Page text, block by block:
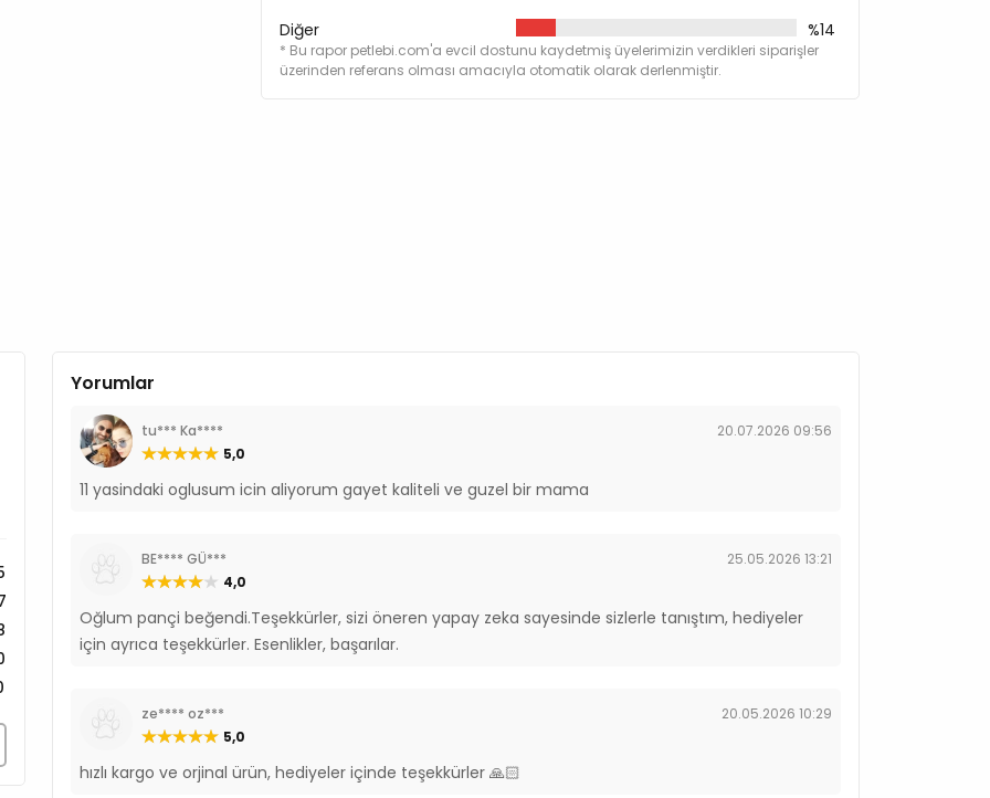
Sodyum %0,17
Potasyum %0,82
Diğer
%14
* Bu rapor petlebi.com'a evcil dostunu kaydetmiş üyelerimizin verdikleri siparişler
üzerinden referans olması amacıyla otomatik olarak derlenmiştir.
Yorumlar
tu*** Ka****
20.07.2026 09:56
5,0
11 yasindaki oglusum icin aliyorum gayet kaliteli ve guzel bir mama
BE**** GÜ***
25.05.2026 13:21
4,0
Oğlum pançi beğendi.Teşekkürler, sizi öneren yapay zeka sayesinde sizlerle tanıştım, hediyeler
için ayrıca teşekkürler. Esenlikler, başarılar.
ze**** oz***
20.05.2026 10:29
5,0
hızlı kargo ve orjinal ürün, hediyeler içinde teşekkürler 🙏🏻